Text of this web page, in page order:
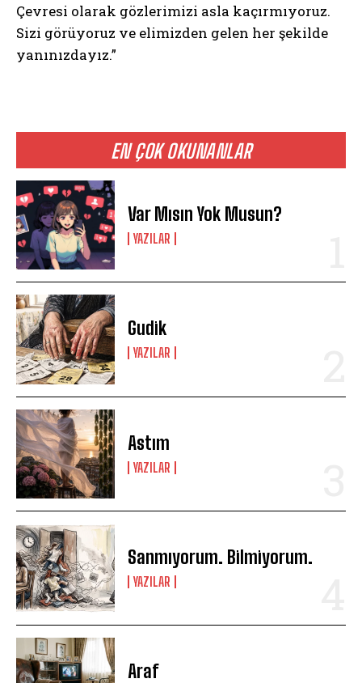
EN ÇOK OKUNANLAR
Var Mısın Yok Musun?
YAZILAR
Gudik
YAZILAR
Astım
YAZILAR
Sanmıyorum. Bilmiyorum.
YAZILAR
Araf
Çevresi olarak gözlerimizi asla kaçırmıyoruz.
Sizi görüyoruz ve elimizden gelen her şekilde
yanınızdayız.”